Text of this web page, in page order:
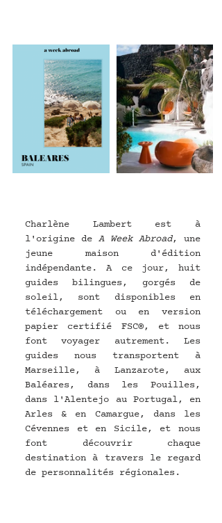
Charlène Lambert est à
l'origine de A Week Abroad, une
jeune maison d'édition
indépendante. A ce jour, huit
guides bilingues, gorgés de
soleil, sont disponibles en
téléchargement ou en version
papier certifié FSC®, et nous
font voyager autrement. Les
guides nous transportent à
Marseille, à Lanzarote, aux
Baléares, dans les Pouilles,
dans l'Alentejo au Portugal, en
Arles & en Camargue, dans les
Cévennes et en Sicile, et nous
font découvrir chaque
destination à travers le regard
de personnalités régionales.